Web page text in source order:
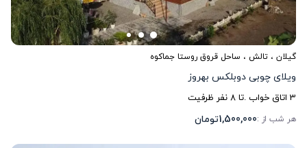
گیلان ، تالش ، ساحل قروق روستا جماکوه
ویلای چوبی دوبلکس بهروز
3 اتاق خواب .تا8نفر ظرفیت
هر شب از :1,500,000تومان